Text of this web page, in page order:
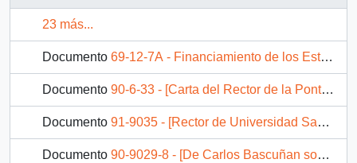
23 más...
Documento 69-12-7A - Financiamiento de los Estudiantes Universitarios - Documento de trabajo preparado por la comisión ampliada del Consejo de Rectores.
Documento 90-6-33 - [Carta del Rector de la Pontificia Universidad Católica de Chile]
Documento 91-9035 - [Rector de Universidad Santo Tomás, expone planteamientos en relación con los aportes estatales a la educación superior]
Documento 90-9029-8 - [De Carlos Bascuñan sobre Universidad Arturo Prat ]